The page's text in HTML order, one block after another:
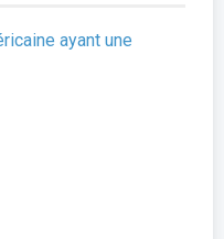
ayant une